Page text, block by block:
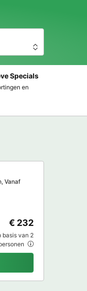
Specials
en
Vanaf
€ 232
basis van 2